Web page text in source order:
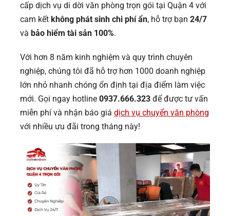
cấp dịch vụ di dời văn phòng trọn gói tại Quận 4 với
cam kết không phát sinh chi phí ẩn, hỗ trợ bạn 24/7
và bảo hiểm tài sản 100%.
Với hơn 8 năm kinh nghiệm và quy trình chuyên
nghiệp, chúng tôi đã hỗ trợ hơn 1000 doanh nghiệp
lớn nhỏ nhanh chóng ổn định tại địa điểm làm việc
mới. Gọi ngay hotline 0937.666.323 để được tư vấn
miễn phí và nhận báo giá dịch vụ chuyển văn phòng
với nhiều ưu đãi trong tháng này!